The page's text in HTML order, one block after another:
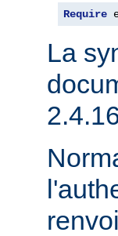
Require
La